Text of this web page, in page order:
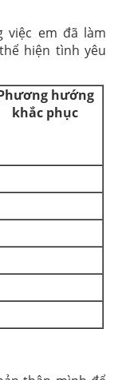
việc em đã làm
hiện tình yêu
hướng
khắc phục